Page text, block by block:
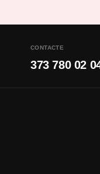
CONTACTE
373 780 02